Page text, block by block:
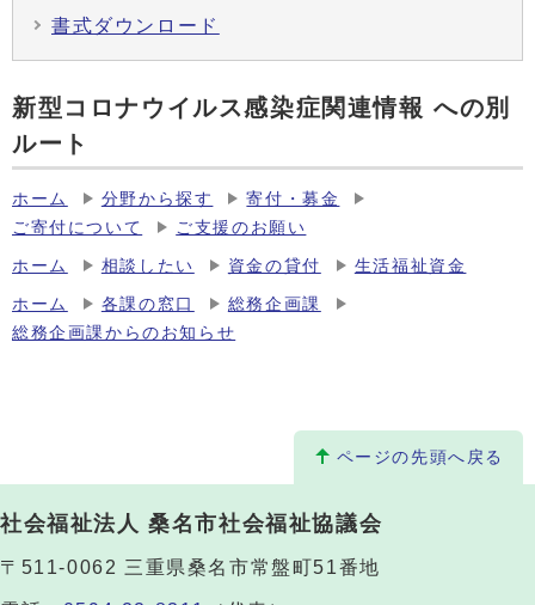
書式ダウンロード
新型コロナウイルス感染症関連情報 への別
ルート
ホーム 分野から探す
寄付・募金
ご寄付について
ご支援のお願い
ホーム 相談したい 資金の貸付 生活福祉資金
ホーム 各課の窓口
総務企画課
総務企画課からのお知らせ
ページの先頭へ戻る
社会福祉法人 桑名市社会福祉協議会
〒511-0062 三重県桑名市常盤町51番地